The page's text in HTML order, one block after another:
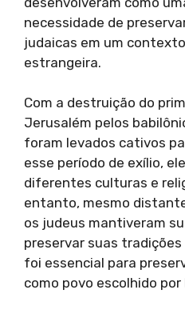
necessidade de
judaicas em um
estrangeira.
Com a destruição do
Jerusalém pelos
foram levados cativos
esse período de exílio,
diferentes culturas e
entanto, mesmo
os judeus mantiveram
preservar suas tradições
foi essencial para
como povo escolhido por